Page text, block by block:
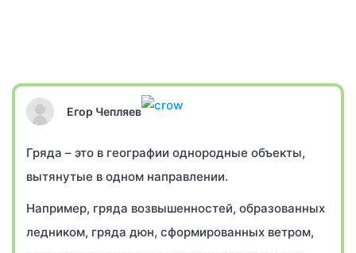
Егор Чепляев
Гряда – это в географии однородные объекты,
вытянутые в одном направлении.
Например, гряда возвышенностей, образованных
ледником, гряда дюн, сформированных ветром,